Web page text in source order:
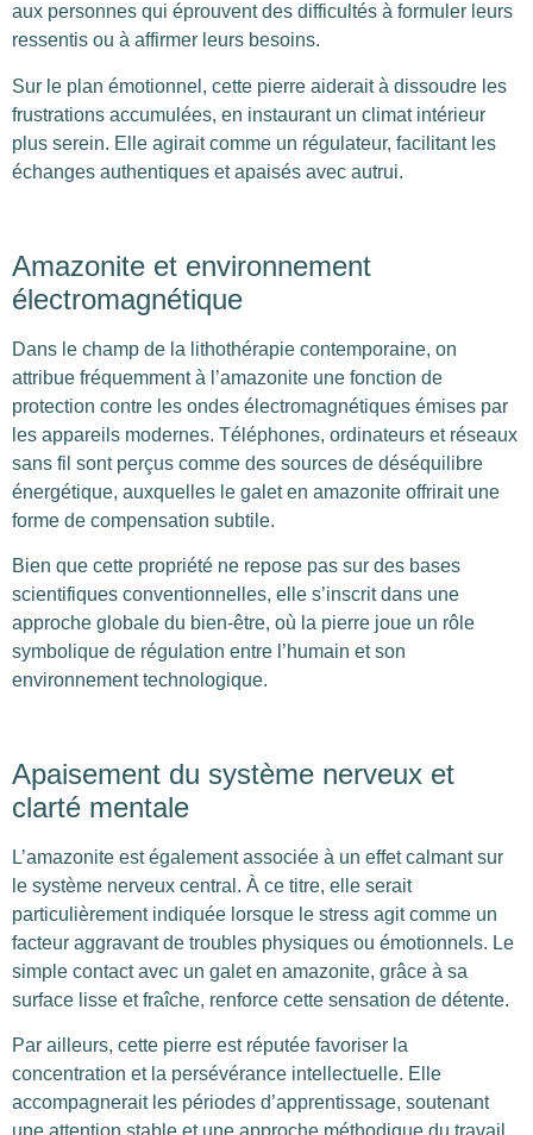
aux personnes qui éprouvent des difficultés à formuler leurs
ressentis ou à affirmer leurs besoins.
Sur le plan émotionnel, cette pierre aiderait à dissoudre les
frustrations accumulées, en instaurant un climat intérieur
plus serein. Elle agirait comme un régulateur, facilitant les
échanges authentiques et apaisés avec autrui.
Amazonite et environnement
électromagnétique
Dans le champ de la lithothérapie contemporaine, on
attribue fréquemment à l’amazonite une fonction de
protection contre les ondes électromagnétiques émises par
les appareils modernes. Téléphones, ordinateurs et réseaux
sans fil sont perçus comme des sources de déséquilibre
énergétique, auxquelles le galet en amazonite offrirait une
forme de compensation subtile.
Bien que cette propriété ne repose pas sur des bases
scientifiques conventionnelles, elle s’inscrit dans une
approche globale du bien-être, où la pierre joue un rôle
symbolique de régulation entre l’humain et son
environnement technologique.
Apaisement du système nerveux et
clarté mentale
L’amazonite est également associée à un effet calmant sur
le système nerveux central. À ce titre, elle serait
particulièrement indiquée lorsque le stress agit comme un
facteur aggravant de troubles physiques ou émotionnels. Le
simple contact avec un galet en amazonite, grâce à sa
surface lisse et fraîche, renforce cette sensation de détente.
Par ailleurs, cette pierre est réputée favoriser la
concentration et la persévérance intellectuelle. Elle
accompagnerait les périodes d’apprentissage, soutenant